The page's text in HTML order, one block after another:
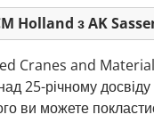
Holland з AK
Cranes and
25-річному
ви можете